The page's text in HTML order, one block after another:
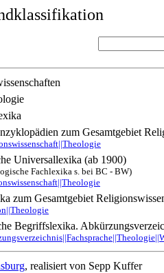
zum Gesamtgebiet
Universallexika (ab 1900)
Fachlexika s. bei BC - BW)
zum Gesamtgebiet
Begriffslexika.
, realisiert von Sepp Kuffer